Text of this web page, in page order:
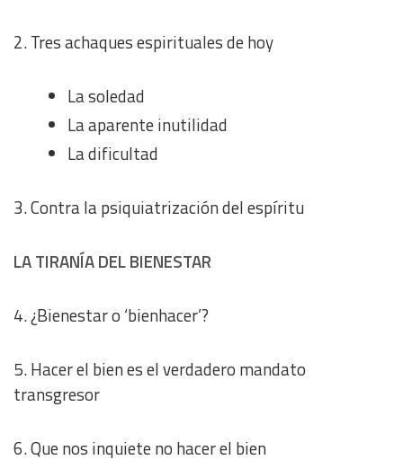
2. Tres achaques espirituales de hoy
La soledad
La aparente inutilidad
La dificultad
3. Contra la psiquiatrización del espíritu
LA TIRANÍA DEL BIENESTAR
4. ¿Bienestar o ‘bienhacer’?
5. Hacer el bien es el verdadero mandato
transgresor
6. Que nos inquiete no hacer el bien